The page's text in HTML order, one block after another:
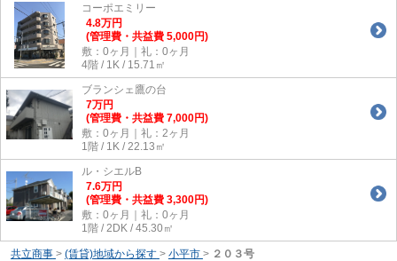
コーポエミリー
4.8万円
(管理費・共益費 5,000円)
敷：0ヶ月｜礼：0ヶ月
4階 / 1K / 15.71㎡
ブランシェ鷹の台
7万円
(管理費・共益費 7,000円)
敷：0ヶ月｜礼：2ヶ月
1階 / 1K / 22.13㎡
ル・シエルB
7.6万円
(管理費・共益費 3,300円)
敷：0ヶ月｜礼：0ヶ月
1階 / 2DK / 45.30㎡
共立商事 > (賃貸)地域から探す > 小平市 > ２０３号